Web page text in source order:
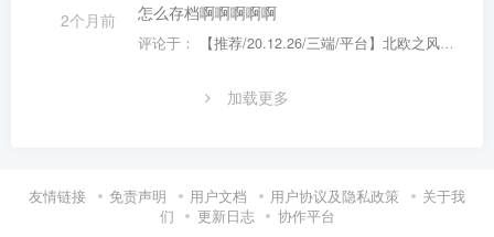
2个月前 怎么存档啊啊啊啊啊
评论于： 【推荐/20.12.26/三端/平台】北欧之风的暖炉夜 Nordic Wind’s HWE
加载更多
友情链接 免责声明 用户文档 用户协议及隐私政策
关于我
们
更新日志 协作平台